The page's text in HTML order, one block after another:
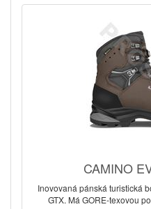
CAMINO
Inovovaná pánská turistická
GTX. Má GORE-texovou